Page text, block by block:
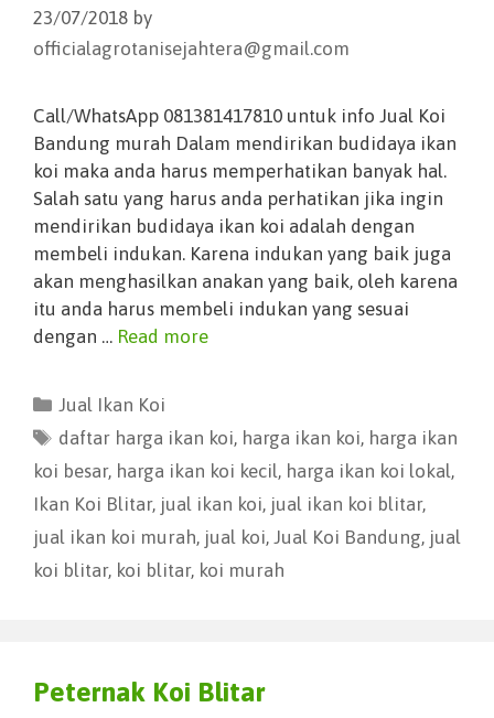
23/07/2018 by
officialagrotanisejahtera@gmail.com
Call/WhatsApp 081381417810 untuk info Jual Koi
Bandung murah Dalam mendirikan budidaya ikan
koi maka anda harus memperhatikan banyak hal.
Salah satu yang harus anda perhatikan jika ingin
mendirikan budidaya ikan koi adalah dengan
membeli indukan. Karena indukan yang baik juga
akan menghasilkan anakan yang baik, oleh karena
itu anda harus membeli indukan yang sesuai
dengan … Read more
Jual Ikan Koi
daftar harga ikan koi, harga ikan koi, harga ikan
koi besar, harga ikan koi kecil, harga ikan koi lokal,
Ikan Koi Blitar, jual ikan koi, jual ikan koi blitar,
jual ikan koi murah, jual koi, Jual Koi Bandung, jual
koi blitar, koi blitar, koi murah
Peternak Koi Blitar